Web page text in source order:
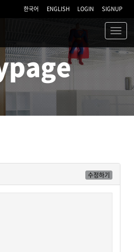
한국어 ENGLISH LOGIN SIGNUP
수정하기